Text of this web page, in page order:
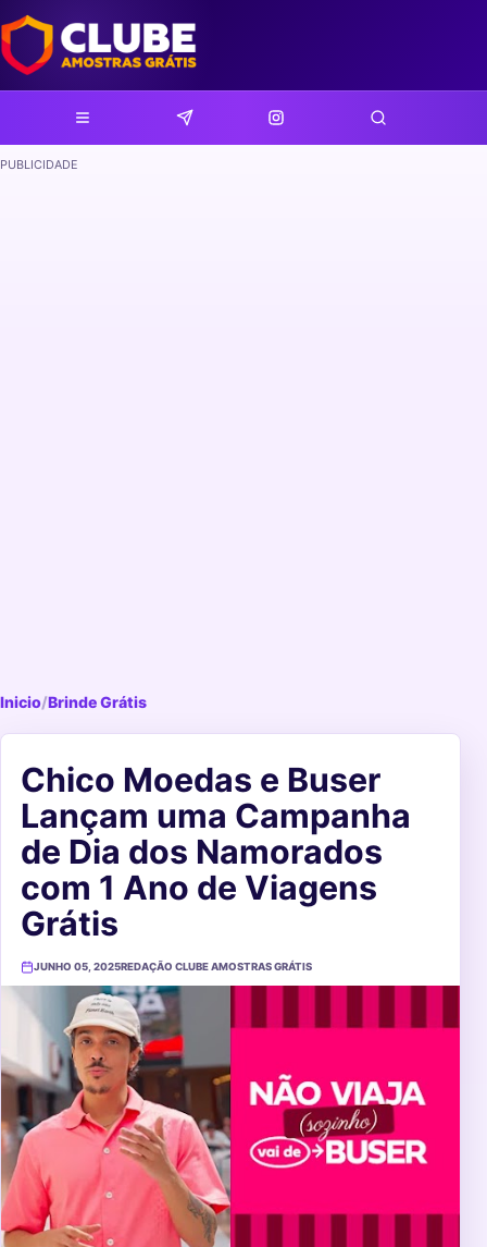
PUBLICIDADE
Inicio/Brinde Grátis
Chico Moedas e Buser
Lançam uma Campanha
de Dia dos Namorados
com 1 Ano de Viagens
Grátis
JUNHO 05, 2025REDAÇÃO CLUBE AMOSTRAS GRÁTIS